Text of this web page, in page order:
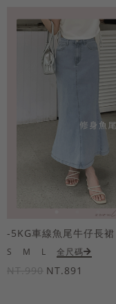
-5KG車線魚尾牛仔長裙
S M L 全尺碼
NT.990 NT.891